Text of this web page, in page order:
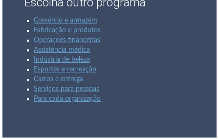
Comércio e armazém
Fabricação e produtos
Operações financeiras
Assistência médica
Indústria de beleza
Esportes e recreação
Carros e entrega
Serviços para pessoas
Para cada organização